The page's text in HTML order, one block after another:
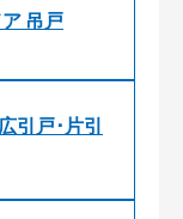
吊戸
引戸･片引